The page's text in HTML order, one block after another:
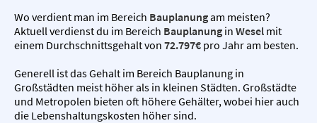
Wo verdient man im Bereich Bauplanungam meisten?
Aktuell verdienst du im Bereich Bauplanung in Wesel mit
einem Durchschnittsgehalt von 72.797€ pro Jahr am besten.
Generell ist das Gehalt im Bereich Bauplanung in
Großstädten meist höher als in kleinen Städten. Großstädte
und Metropolen bieten oft höhere Gehälter, wobei hier auch
die Lebenshaltungskosten höher sind.